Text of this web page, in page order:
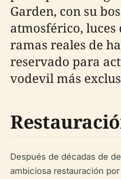
Garden, con su
atmosférico, luces
ramas reales de
reservado para
vodevil más
Después de décadas de
ambiciosa restauración